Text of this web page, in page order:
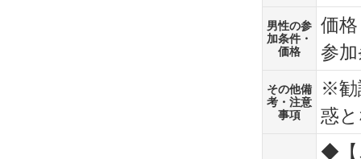
男性の参
加条件・
価格
価
参
その他備
考・注意
事項
※勧
惑
◆【